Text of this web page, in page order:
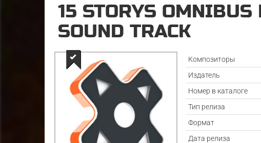
15 STORYS
SOUND TRACK
Композиторы
Издатель
Номер в каталоге
Тип релиза
Формат
Дата релиза